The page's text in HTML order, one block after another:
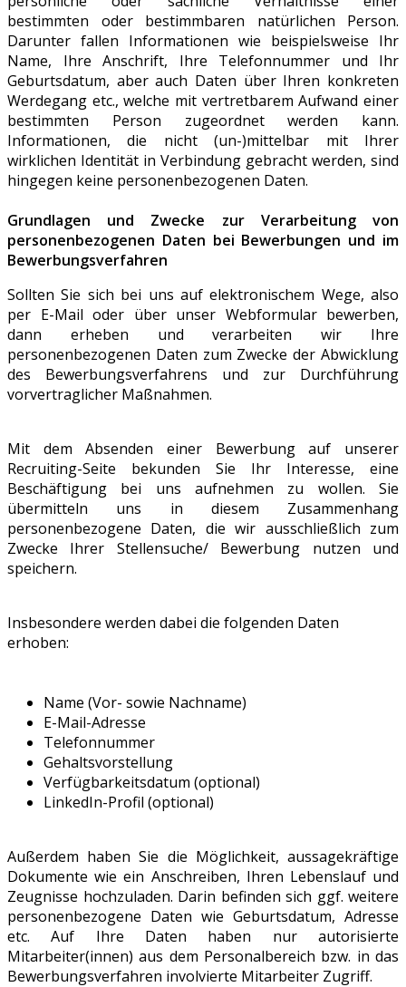
bestimmten oder bestimmbaren natürlichen Person.
Darunter fallen Informationen wie beispielsweise Ihr
Name, Ihre Anschrift, Ihre Telefonnummer und Ihr
Geburtsdatum, aber auch Daten über Ihren konkreten
Werdegang etc., welche mit vertretbarem Aufwand einer
bestimmten Person zugeordnet werden kann.
Informationen, die nicht (un-)mittelbar mit Ihrer
wirklichen Identität in Verbindung gebracht werden, sind
hingegen keine personenbezogenen Daten.
Grundlagen und Zwecke zur Verarbeitung von
personenbezogenen Daten bei Bewerbungen und im
Bewerbungsverfahren
Sollten Sie sich bei uns auf elektronischem Wege, also
per E-Mail oder über unser Webformular bewerben,
dann erheben und verarbeiten wir Ihre
personenbezogenen Daten zum Zwecke der Abwicklung
des Bewerbungsverfahrens und zur Durchführung
vorvertraglicher Maßnahmen.
Mit dem Absenden einer Bewerbung auf unserer
Recruiting-Seite bekunden Sie Ihr Interesse, eine
Beschäftigung bei uns aufnehmen zu wollen. Sie
übermitteln uns in diesem Zusammenhang
personenbezogene Daten, die wir ausschließlich zum
Zwecke Ihrer Stellensuche/ Bewerbung nutzen und
speichern.
Insbesondere werden dabei die folgenden Daten
erhoben:
Name (Vor- sowie Nachname)
E-Mail-Adresse
Telefonnummer
Gehaltsvorstellung
Verfügbarkeitsdatum (optional)
LinkedIn-Profil (optional)
Außerdem haben Sie die Möglichkeit, aussagekräftige
Dokumente wie ein Anschreiben, Ihren Lebenslauf und
Zeugnisse hochzuladen. Darin befinden sich ggf. weitere
personenbezogene Daten wie Geburtsdatum, Adresse
etc. Auf Ihre Daten haben nur autorisierte
Mitarbeiter(innen) aus dem Personalbereich bzw. in das
Bewerbungsverfahren involvierte Mitarbeiter Zugriff.